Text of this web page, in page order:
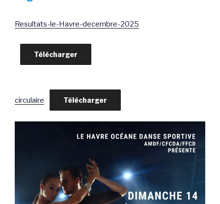
Resultats-le-Havre-decembre-2025
Télécharger
circulaire Télécharger